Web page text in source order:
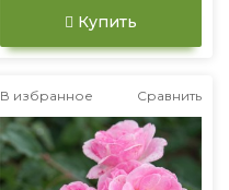
Купить
В избранное Сравнить